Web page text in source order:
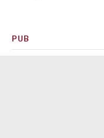
suite
PUB